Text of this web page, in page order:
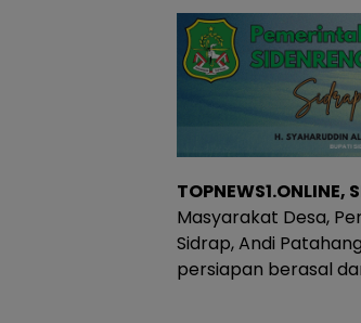
TOPNEWS1.ONLINE,
Masyarakat Desa,
Sidrap, Andi
persiapan berasal